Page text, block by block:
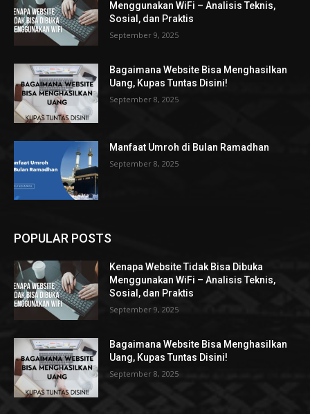
Menggunakan WiFi – Analisis Teknis,
Sosial, dan Praktis
September 9, 2025
Bagaimana Website Bisa Menghasilkan
Uang, Kupas Tuntas Disini!
September 8, 2025
Manfaat Umroh di Bulan Ramadhan
September 8, 2025
POPULAR POSTS
Kenapa Website Tidak Bisa Dibuka
Menggunakan WiFi – Analisis Teknis,
Sosial, dan Praktis
September 9, 2025
Bagaimana Website Bisa Menghasilkan
Uang, Kupas Tuntas Disini!
September 8, 2025